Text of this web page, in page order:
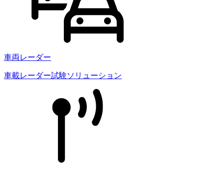
車両レーダー
車載レーダー試験ソリューション